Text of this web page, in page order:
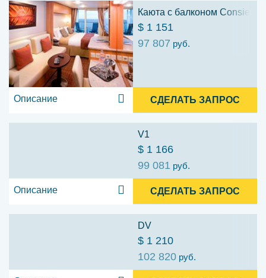
Каюта с балконом
$ 1 151
97 807 руб.
Описание СДЕЛАТЬ ЗАПРОС
V1
$ 1 166
99 081 руб.
Описание СДЕЛАТЬ ЗАПРОС
DV
$ 1 210
102 820 руб.